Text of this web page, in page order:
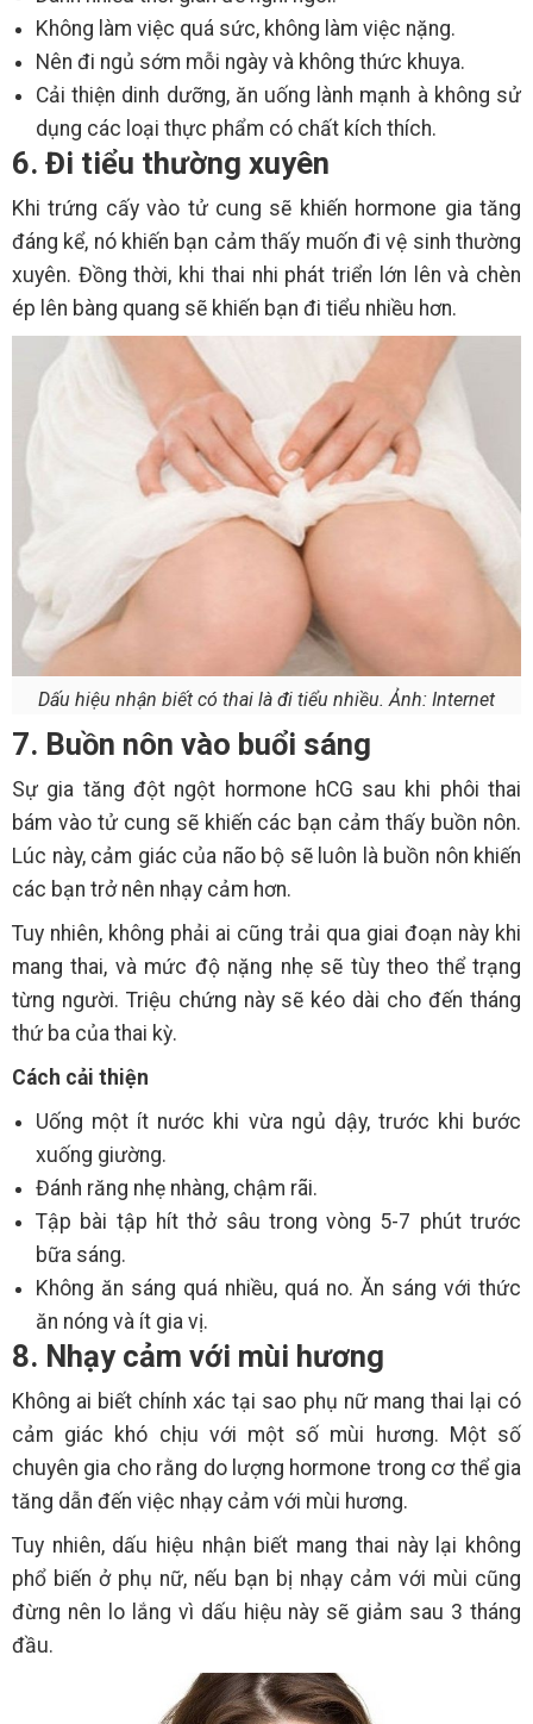
Không làm việc quá sức, không làm việc nặng.
Nên đi ngủ sớm mỗi ngày và không thức khuya.
Cải thiện dinh dưỡng, ăn uống lành mạnh à không sử
dụng các loại thực phẩm có chất kích thích.
6. Đi tiểu thường xuyên
Khi trứng cấy vào tử cung sẽ khiến hormone gia tăng
đáng kể, nó khiến bạn cảm thấy muốn đi vệ sinh thường
xuyên. Đồng thời, khi thai nhi phát triển lớn lên và chèn
ép lên bàng quang sẽ khiến bạn đi tiểu nhiều hơn.
Dấu hiệu nhận biết có thai là đi tiểu nhiều. Ảnh: Internet
7. Buồn nôn vào buổi sáng
Sự gia tăng đột ngột hormone hCG sau khi phôi thai
bám vào tử cung sẽ khiến các bạn cảm thấy buồn nôn.
Lúc này, cảm giác của não bộ sẽ luôn là buồn nôn khiến
các bạn trở nên nhạy cảm hơn.
Tuy nhiên, không phải ai cũng trải qua giai đoạn này khi
mang thai, và mức độ nặng nhẹ sẽ tùy theo thể trạng
từng người. Triệu chứng này sẽ kéo dài cho đến tháng
thứ ba của thai kỳ.
Cách cải thiện
Uống một ít nước khi vừa ngủ dậy, trước khi bước
xuống giường.
Đánh răng nhẹ nhàng, chậm rãi.
Tập bài tập hít thở sâu trong vòng 5-7 phút trước
bữa sáng.
Không ăn sáng quá nhiều, quá no. Ăn sáng với thức
ăn nóng và ít gia vị.
8. Nhạy cảm với mùi hương
Không ai biết chính xác tại sao phụ nữ mang thai lại có
cảm giác khó chịu với một số mùi hương. Một số
chuyên gia cho rằng do lượng hormone trong cơ thể gia
tăng dẫn đến việc nhạy cảm với mùi hương.
Tuy nhiên, dấu hiệu nhận biết mang thai này lại không
phổ biến ở phụ nữ, nếu bạn bị nhạy cảm với mùi cũng
đừng nên lo lắng vì dấu hiệu này sẽ giảm sau 3 tháng
đầu.